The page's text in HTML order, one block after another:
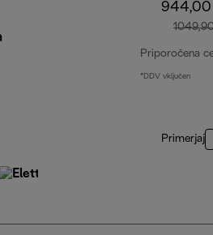
Priporočena
*DDV vključen
Primerjaj